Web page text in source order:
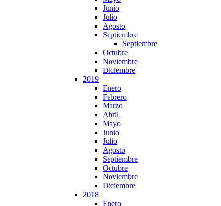
Junio
Julio
Agosto
Septiembre
Septiembre
Octubre
Noviembre
Diciembre
2019
Enero
Febrero
Marzo
Abril
Mayo
Junio
Julio
Agosto
Septiembre
Octubre
Noviembre
Diciembre
2018
Enero